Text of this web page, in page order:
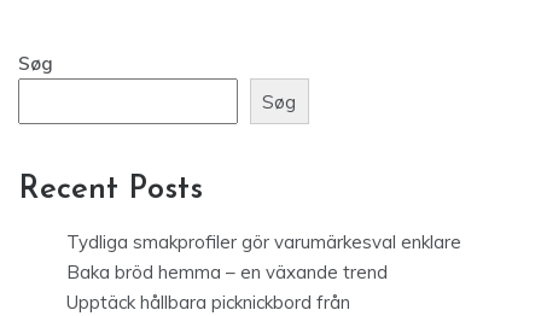
Søg
Søg
Recent Posts
Tydliga smakprofiler gör varumärkesval enklare
Baka bröd hemma – en växande trend
Upptäck hållbara picknickbord från